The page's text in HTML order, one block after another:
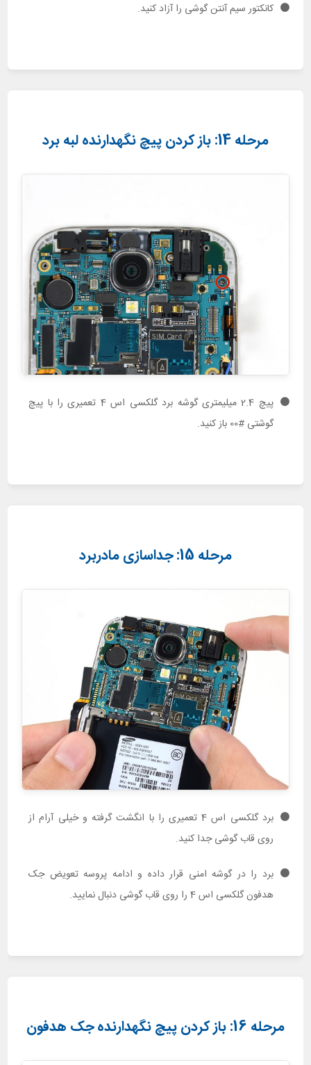
کانکتور سیم آنتن گوشی را آزاد کنید.
مرحله 14: باز کردن پیچ نگهدارنده لبه برد
پیچ 2.4 میلیمتری گوشه برد گلکسی اس 4 تعمیری را با پیچ
گوشتی #00 باز کنید.
مرحله 15: جداسازی مادربرد
برد گلکسی اس 4 تعمیری را با انگشت گرفته و خیلی آرام از
روی قاب گوشی جدا کنید.
برد را در گوشه امنی قرار داده و ادامه پروسه تعویض جک
هدفون گلکسی اس 4 را روی قاب گوشی دنبال نمایید.
مرحله 16: باز کردن پیچ نگهدارنده جک هدفون